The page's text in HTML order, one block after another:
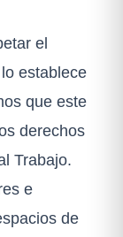
el
establece
que este
derechos
Trabajo.
e
de